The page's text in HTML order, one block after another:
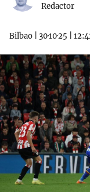
Redactor
Bilbao 30·10·25